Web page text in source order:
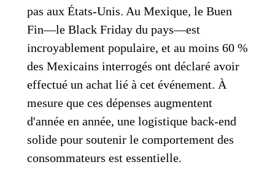
pas aux États-Unis. Au Mexique, le Buen
Fin—le Black Friday du pays—est
incroyablement populaire, et au moins 60 %
des Mexicains interrogés ont déclaré avoir
effectué un achat lié à cet événement. À
mesure que ces dépenses augmentent
d'année en année, une logistique back-end
solide pour soutenir le comportement des
consommateurs est essentielle.